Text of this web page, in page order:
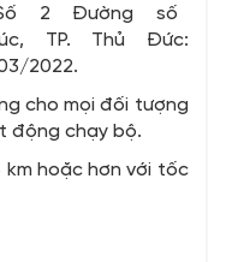
Số 2 Đường số
TP. Thủ Đức:
2022.
cho mọi đối tượng
động chạy bộ.
hoặc hơn với tốc